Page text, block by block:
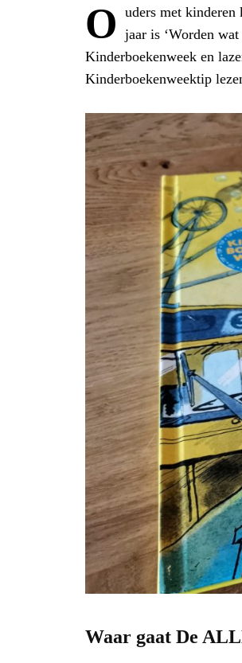
O
uders met
jaar is ‘Worden
Kinderboekenweek en
Kinderboekenweektip
Waar gaat De